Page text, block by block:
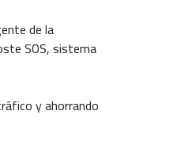
de la
SOS, sistema
y ahorrando